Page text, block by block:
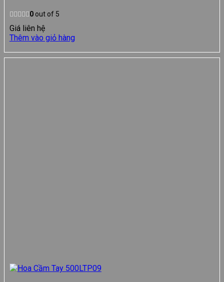
0out of 5
Giá liên hệ
Thêm vào giỏ hàng